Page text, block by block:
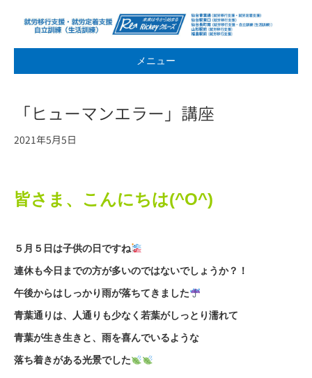
メニュー
「ヒューマンエラー」講座
2021年5月5日
皆さま、こんにちは(^O^)
５月５日は子供の日ですね
連休も今日までの方が多いのではないでしょうか？！
午後からはしっかり雨が落ちてきました
青葉通りは、人通りも少なく若葉がしっとり濡れて
青葉が生き生きと、雨を喜んでいるような
落ち着きがある光景でした